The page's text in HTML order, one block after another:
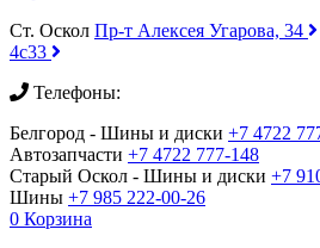
Ст. Оскол Пр-т Алексея Угарова, 34
4с33
Телефоны:
Белгород - Шины и диски +7 4722
Автозапчасти +7 4722 777-148
Старый Оскол - Шины и диски +7
Шины +7 985 222-00-26
0 Корзина